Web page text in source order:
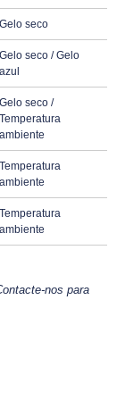
Gelo seco
Gelo seco / Gelo
azul
Gelo seco /
Temperatura
ambiente
Temperatura
ambiente
Temperatura
ambiente
nos para